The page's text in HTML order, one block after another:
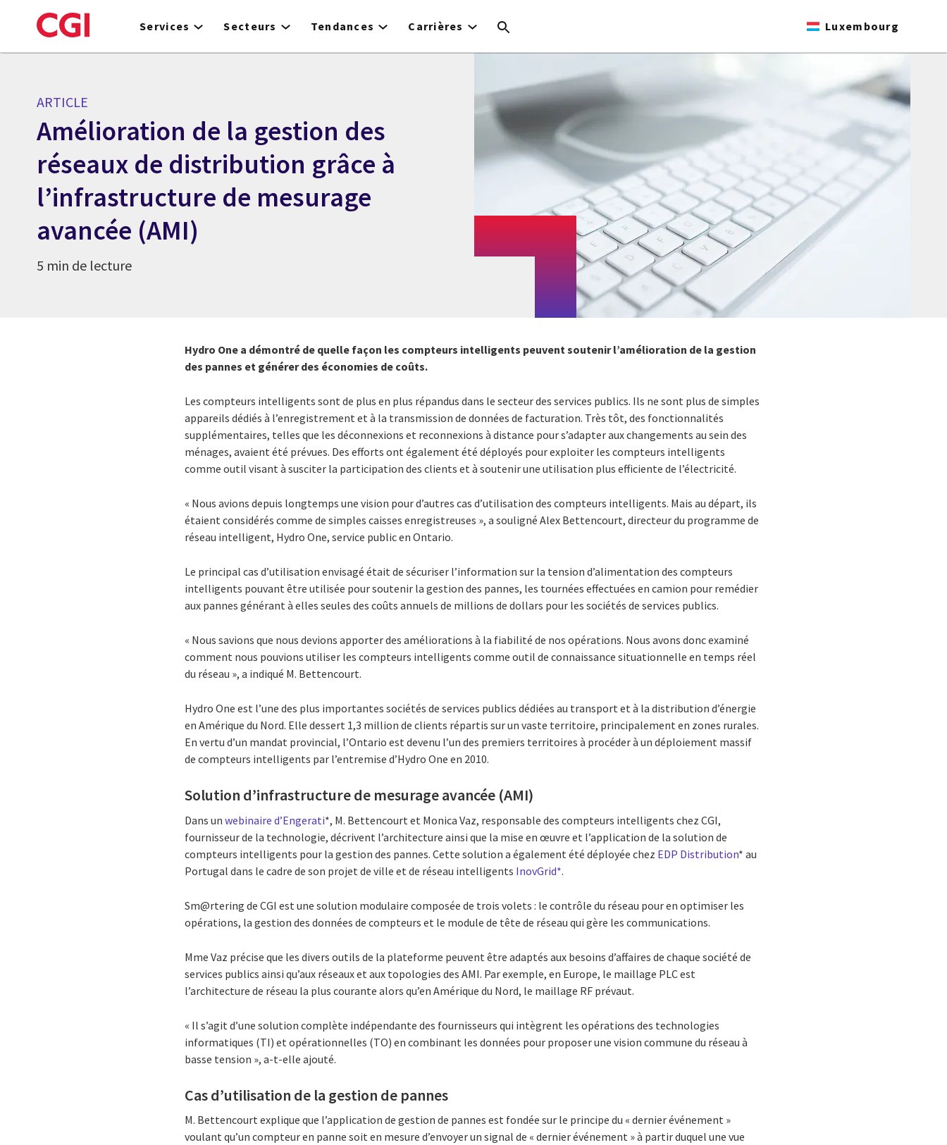
to
Services Secteurs Tendances Carrières Luxembourg
ARTICLE
Amélioration de la gestion des
réseaux de distribution grâce à
l’infrastructure de mesurage
avancée (AMI)
5 min de lecture
Hydro One a démontré de quelle façon les compteurs intelligents peuvent soutenir l’amélioration de la gestion
des pannes et générer des économies de coûts.
Les compteurs intelligents sont de plus en plus répandus dans le secteur des services publics. Ils ne sont plus de simples
appareils dédiés à l’enregistrement et à la transmission de données de facturation. Très tôt, des fonctionnalités
supplémentaires, telles que les déconnexions et reconnexions à distance pour s’adapter aux changements au sein des
ménages, avaient été prévues. Des efforts ont également été déployés pour exploiter les compteurs intelligents
comme outil visant à susciter la participation des clients et à soutenir une utilisation plus efficiente de l’électricité.
« Nous avions depuis longtemps une vision pour d’autres cas d’utilisation des compteurs intelligents. Mais au départ, ils
étaient considérés comme de simples caisses enregistreuses », a souligné Alex Bettencourt, directeur du programme de
réseau intelligent, Hydro One, service public en Ontario.
Le principal cas d’utilisation envisagé était de sécuriser l’information sur la tension d’alimentation des compteurs
intelligents pouvant être utilisée pour soutenir la gestion des pannes, les tournées effectuées en camion pour remédier
aux pannes générant à elles seules des coûts annuels de millions de dollars pour les sociétés de services publics.
« Nous savions que nous devions apporter des améliorations à la fiabilité de nos opérations. Nous avons donc examiné
comment nous pouvions utiliser les compteurs intelligents comme outil de connaissance situationnelle en temps réel
du réseau », a indiqué M. Bettencourt.
Hydro One est l’une des plus importantes sociétés de services publics dédiées au transport et à la distribution d’énergie
en Amérique du Nord. Elle dessert 1,3 million de clients répartis sur un vaste territoire, principalement en zones rurales.
En vertu d’un mandat provincial, l’Ontario est devenu l’un des premiers territoires à procéder à un déploiement massif
de compteurs intelligents par l’entremise d’Hydro One en 2010.
Solution d’infrastructure de mesurage avancée (AMI)
Dans unwebinaire d’Engerati*, M. Bettencourt et Monica Vaz, responsable des compteurs intelligents chez CGI,
fournisseur de la technologie, décrivent l’architecture ainsi que la mise en œuvre et l’application de la solution de
compteurs intelligents pour la gestion des pannes. Cette solution a également été déployée chez EDP Distribution* au
Portugal dans le cadre de son projet de ville et de réseau intelligents InovGrid*.
Sm@rtering de CGI est une solution modulaire composée de trois volets : le contrôle du réseau pour en optimiser les
opérations, la gestion des données de compteurs et le module de tête de réseau qui gère les communications.
Mme Vaz précise que les divers outils de la plateforme peuvent être adaptés aux besoins d’affaires de chaque société de
services publics ainsi qu’aux réseaux et aux topologies des AMI. Par exemple, en Europe, le maillage PLC est
l’architecture de réseau la plus courante alors qu’en Amérique du Nord, le maillage RF prévaut.
« Il s’agit d’une solution complète indépendante des fournisseurs qui intègrent les opérations des technologies
informatiques (TI) et opérationnelles (TO) en combinant les données pour proposer une vision commune du réseau à
basse tension », a-t-elle ajouté.
Cas d’utilisation de la gestion de pannes
M. Bettencourt explique que l’application de gestion de pannes est fondée sur le principe du « dernier événement »
voulant qu’un compteur en panne soit en mesure d’envoyer un signal de « dernier événement » à partir duquel une vue